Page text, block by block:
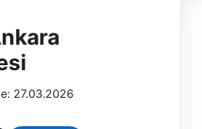
27.03.2026